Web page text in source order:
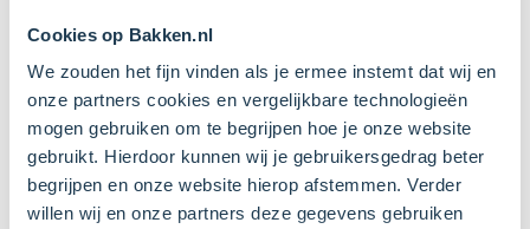
Cookies op Bakken.nl
We zouden het fijn vinden als je ermee instemt dat wij en
onze partners cookies en vergelijkbare technologieën
mogen gebruiken om te begrijpen hoe je onze website
gebruikt. Hierdoor kunnen wij je gebruikersgedrag beter
begrijpen en onze website hierop afstemmen. Verder
willen wij en onze partners deze gegevens gebruiken
Keukenspullen
Cakeblik 30 cm